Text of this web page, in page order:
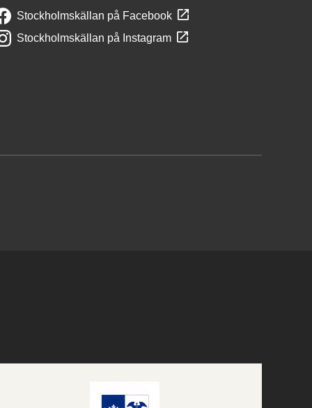
Stockholmskällan på Facebook
Stockholmskällan på Instagram